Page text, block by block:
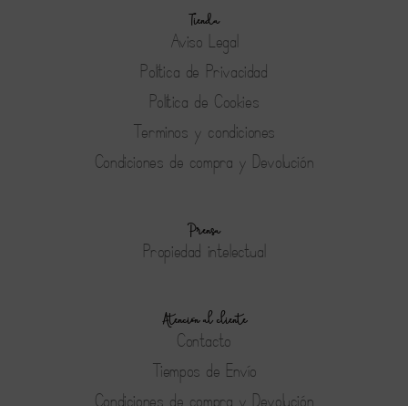
Tienda
Aviso Legal
Política de Privacidad
Política de Cookies
Terminos y condiciones
Condiciones de compra y Devolución
Prensa
Propiedad intelectual
Atención al cliente
Contacto
Tiempos de Envío